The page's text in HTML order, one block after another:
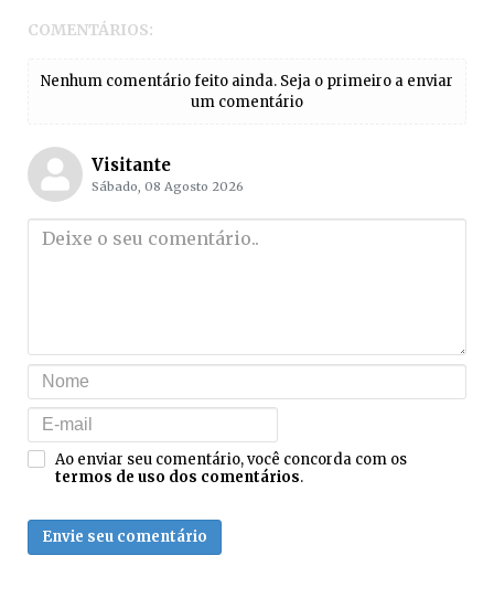
COMENTÁRIOS:
Nenhum comentário feito ainda. Seja o primeiro a enviar
um comentário
Visitante
Sábado, 08 Agosto 2026
Ao enviar seu comentário, você concorda com os
termos de uso dos comentários.
Envie seu comentário